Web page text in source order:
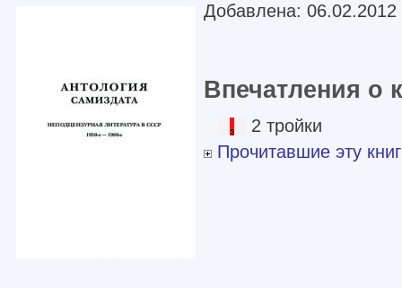
Добавлена: 06.02.2012
Впечатления о
2 тройки
Прочитавшие эту